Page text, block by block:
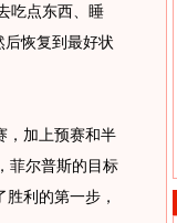
吃点东西、睡
恢复到最好状
加上预赛和半
菲尔普斯的目标
利的第一步，